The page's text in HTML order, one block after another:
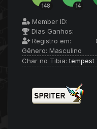
148 14
Member ID:
Dias Ganhos:
Registro em:
Gênero: Masculino
Char no Tibia:tempest